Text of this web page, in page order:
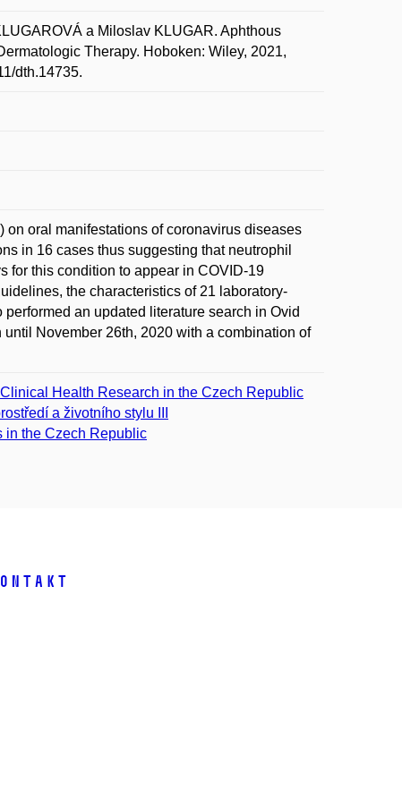
a Miloslav KLUGAR. Aphthous
Therapy. Hoboken: Wiley, 2021,
dth.14735.
on oral manifestations of coronavirus diseases
in 16 cases thus suggesting that neutrophil
for this condition to appear in COVID-19
the characteristics of 21 laboratory-
an updated literature search in Ovid
November 26th, 2020 with a combination of
Health Research in the Czech Republic
a životního stylu III
in the Czech Republic